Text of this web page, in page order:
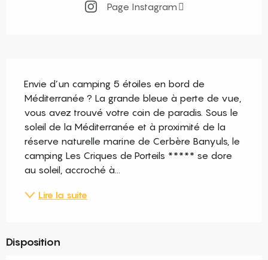
Page Instagram
Envie d’un camping 5 étoiles en bord de
Méditerranée ? La grande bleue à perte de vue,
vous avez trouvé votre coin de paradis. Sous le
soleil de la Méditerranée et à proximité de la
réserve naturelle marine de Cerbère Banyuls, le
camping Les Criques de Porteils ***** se dore
au soleil, accroché à...
Lire la suite
Disposition